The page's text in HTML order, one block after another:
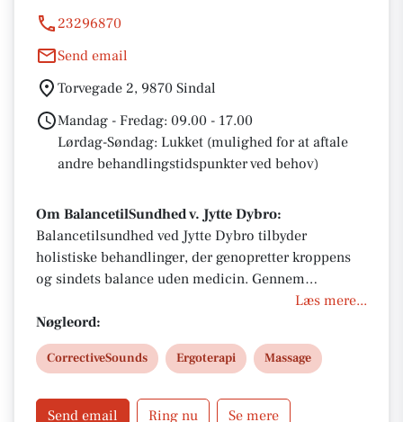
23296870
Send email
Torvegade 2, 9870 Sindal
Mandag - Fredag: 09.00 - 17.00
Lørdag-Søndag: Lukket (mulighed for at aftale
andre behandlingstidspunkter ved behov)
Om BalancetilSundhed v. Jytte Dybro:
Balancetilsundhed ved Jytte Dybro tilbyder
holistiske behandlinger, der genopretter kroppens
og sindets balance uden medicin. Gennem
Corrective Sounds, ergoterapi og massage hjælpes
du til at slippe stress, angst og smerter. Få personlig
rådgivning, sundhedsfaglig støtte og
forløbskoordinering, der skaber energi, livsglæde
Læs mere...
Nøgleord:
CorrectiveSounds Ergoterapi Massage
Send email Ring nu Se mere